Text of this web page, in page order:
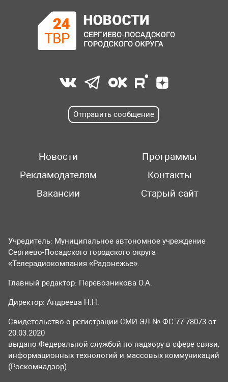
Отправить сообщение
Новости
Программы
Рекламодателям
Контакты
Вакансии
Старый сайт
Учредитель: Муниципальное автономное учреждение
Сергиево-Посадского городского округа
«Телерадиокомпания «Радонежье».
Главный редактор: Перевозникова О.А.
Директор: Андреева Н.Н.
Свидетельство о регистрации СМИ ЭЛ № ФС 77-78073 от
20.03.2020
выдано Федеральной службой по надзору в сфере связи,
информационных технологий и массовых коммуникаций
(Роскомнадзор).